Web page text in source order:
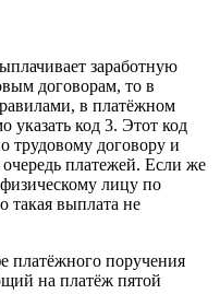
заработную
договорам, то в
в платёжном
указать код 3. Этот код
трудовому договору и
очередь платежей. Если же
лицу по
такая выплата не
платёжного поручения
на платёж пятой